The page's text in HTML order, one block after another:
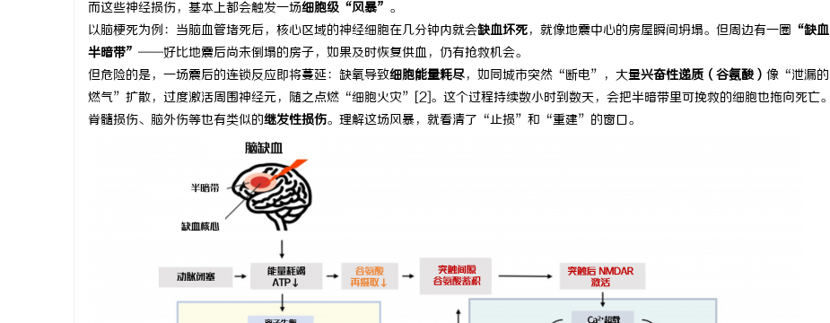
而这些神经损伤，基本上都会触发一场细胞级“风暴” 。
以脑梗死为例：当脑血管堵死后，核心区域的神经细胞在几分钟内就会缺血坏死，就像地震中心的房屋瞬间坍塌。但周边有一圈 “缺血
半暗带” ——好比地震后尚未倒塌的房子，如果及时恢复供血，仍有抢救机会。
但危险的是，一场震后的连锁反应即将蔓延：缺氧导致细胞能量耗尽，如同城市突然“断电”，大量兴奋性递质（谷氨酸） 像“泄漏的
燃气”扩散，过度激活周围神经元，随之点燃“细胞火灾”[2]。这个过程持续数小时到数天，会把半暗带里可挽救的细胞也拖向死亡。
脊髓损伤、脑外伤等也有类似的继发性损伤。理解这场风暴，就看清了“止损”和“重建”的窗口。
贝净 AC 国际医疗实验室，标准化研发体系 厦门展览公司全方位服务助力企业品牌打造与
市场开拓
武汉配眼镜 上海配眼镜